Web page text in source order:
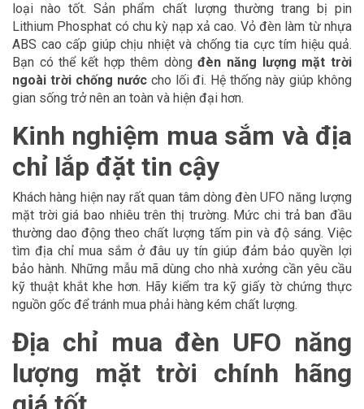
loại nào tốt. Sản phẩm chất lượng thường trang bị pin
Lithium Phosphat có chu kỳ nạp xả cao. Vỏ đèn làm từ nhựa
ABS cao cấp giúp chịu nhiệt và chống tia cực tím hiệu quả.
Bạn có thể kết hợp thêm dòngđèn năng lượng mặt trời
ngoài trời chống nướccho lối đi. Hệ thống này giúp không
gian sống trở nên an toàn và hiện đại hơn.
Kinh nghiệm mua sắm và địa
chỉ lắp đặt tin cậy
Khách hàng hiện nay rất quan tâm dòng đèn UFO năng lượng
mặt trời giá bao nhiêu trên thị trường. Mức chi trả ban đầu
thường dao động theo chất lượng tấm pin và độ sáng. Việc
tìm địa chỉ mua sắm ở đâu uy tín giúp đảm bảo quyền lợi
bảo hành. Những mẫu mã dùng cho nhà xưởng cần yêu cầu
kỹ thuật khắt khe hơn. Hãy kiểm tra kỹ giấy tờ chứng thực
nguồn gốc để tránh mua phải hàng kém chất lượng.
Địa chỉ mua đèn UFO năng
lượng mặt trời chính hãng